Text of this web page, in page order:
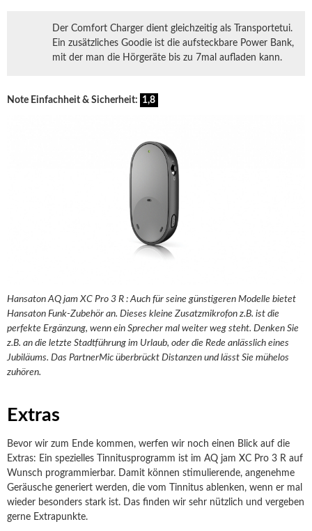
Der Comfort Charger dient gleichzeitig als Transportetui.
Ein zusätzliches Goodie ist die aufsteckbare Power Bank,
mit der man die Hörgeräte bis zu 7mal aufladen kann.
Note Einfachheit & Sicherheit: 1,8
Hansaton AQ jam XC Pro 3 R : Auch für seine günstigeren Modelle bietet
Hansaton Funk-Zubehör an. Dieses kleine Zusatzmikrofon z.B. ist die
perfekte Ergänzung, wenn ein Sprecher mal weiter weg steht. Denken Sie
z.B. an die letzte Stadtführung im Urlaub, oder die Rede anlässlich eines
Jubiläums. Das PartnerMic überbrückt Distanzen und lässt Sie mühelos
zuhören.
Extras
Bevor wir zum Ende kommen, werfen wir noch einen Blick auf die
Extras: Ein spezielles Tinnitusprogramm ist im AQ jam XC Pro 3 R auf
Wunsch programmierbar. Damit können stimulierende, angenehme
Geräusche generiert werden, die vom Tinnitus ablenken, wenn er mal
wieder besonders stark ist. Das finden wir sehr nützlich und vergeben
gerne Extrapunkte.